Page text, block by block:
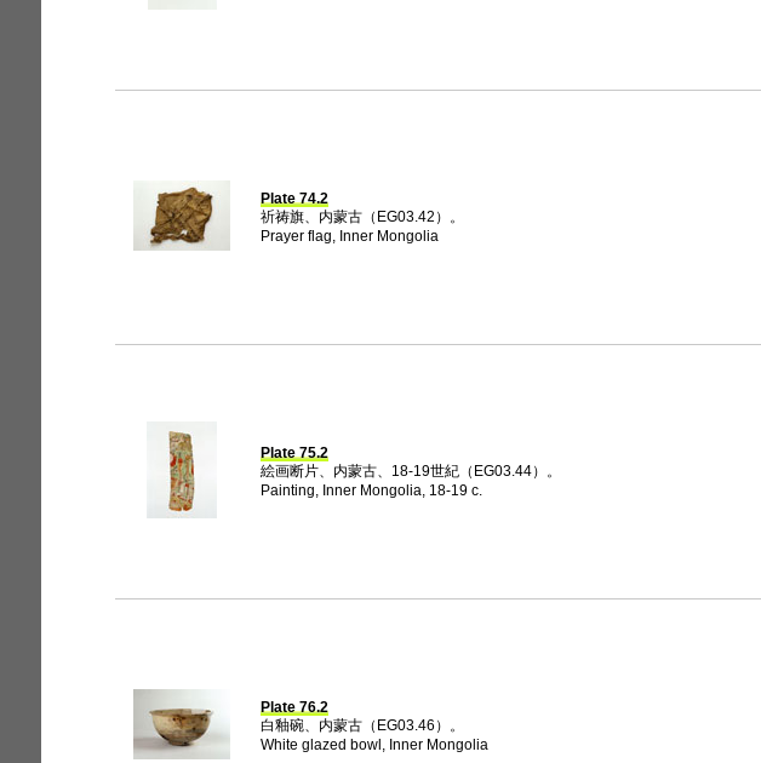
Plate 74.2
祈祷旗、内蒙古（EG03.42）。
Prayer flag, Inner Mongolia
Plate 75.2
絵画断片、内蒙古、18-19世紀（EG03.44）。
Painting, Inner Mongolia, 18-19 c.
Plate 76.2
白釉碗、内蒙古（EG03.46）。
White glazed bowl, Inner Mongolia